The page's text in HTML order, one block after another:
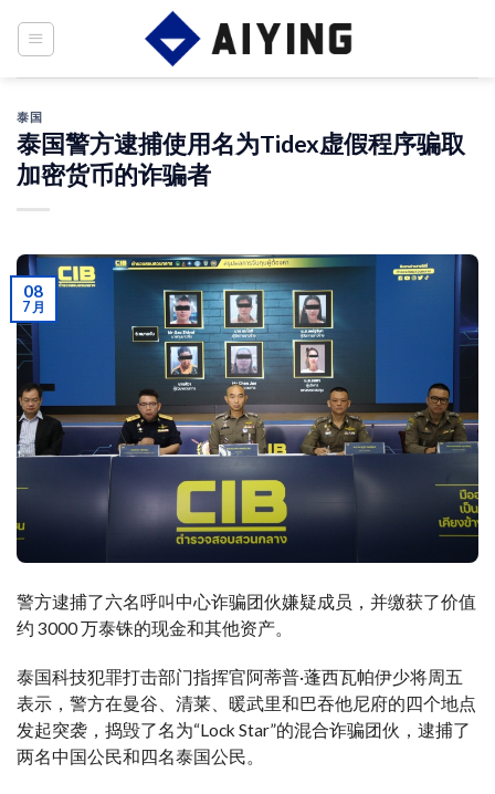
泰国
泰国警方逮捕使用名为Tidex虚假程序骗取
加密货币的诈骗者
08
7 月
警方逮捕了六名呼叫中心诈骗团伙嫌疑成员，并缴获了价值
约 3000 万泰铢的现金和其他资产。
泰国科技犯罪打击部门指挥官阿蒂普·蓬西瓦帕伊少将周五
表示，警方在曼谷、清莱、暖武里和巴吞他尼府的四个地点
发起突袭，捣毁了名为“Lock Star”的混合诈骗团伙，逮捕了
两名中国公民和四名泰国公民。